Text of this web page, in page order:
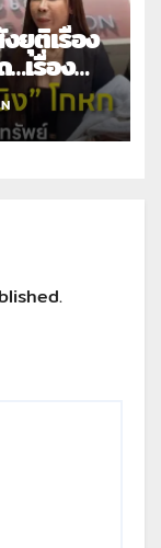
ยุติเรื่อง
เรื่อง
”